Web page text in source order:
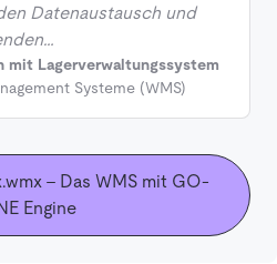
Datenaustausch und
mit Lagerverwaltungssystem
Systeme (WMS)
– Das WMS mit GO-
Engine